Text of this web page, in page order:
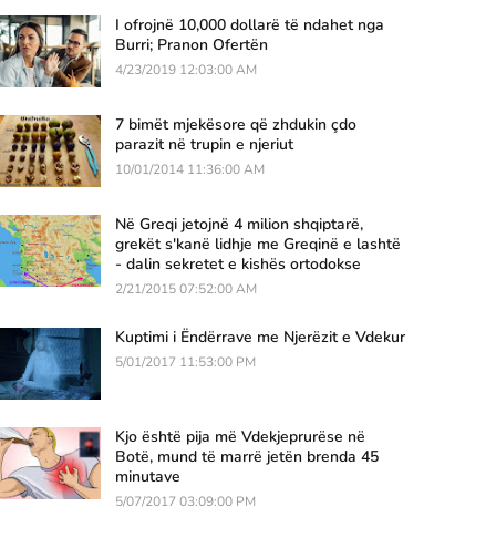
I ofrojnë 10,000 dollarë të ndahet nga
Burri; Pranon Ofertën
4/23/2019 12:03:00 AM
7 bimët mjekësore që zhdukin çdo
parazit në trupin e njeriut
10/01/2014 11:36:00 AM
Në Greqi jetojnë 4 milion shqiptarë,
grekët s'kanë lidhje me Greqinë e lashtë
- dalin sekretet e kishës ortodokse
2/21/2015 07:52:00 AM
Kuptimi i Ëndërrave me Njerëzit e Vdekur
5/01/2017 11:53:00 PM
Kjo është pija më Vdekjeprurëse në
Botë, mund të marrë jetën brenda 45
minutave
5/07/2017 03:09:00 PM